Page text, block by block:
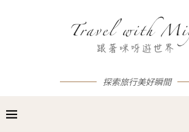
探索旅行美好瞬間